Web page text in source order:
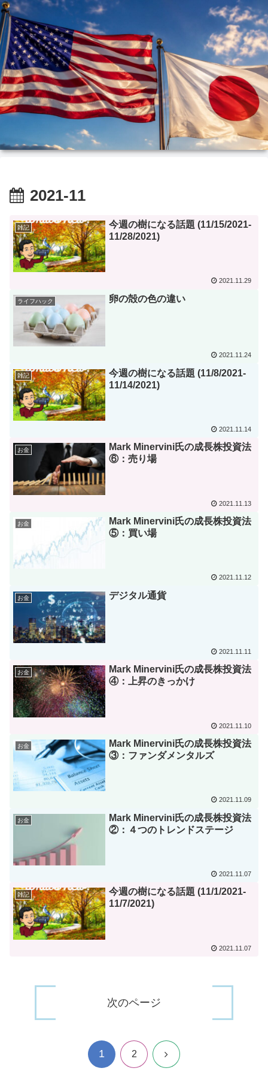
2021-11
雑記
今週の樹になる話題 (11/15/2021-
11/28/2021)
2021.11.29
ライフハック 卵の殻の色の違い
2021.11.24
雑記
今週の樹になる話題 (11/8/2021-
11/14/2021)
2021.11.14
お金
Mark Minervini氏の成長株投資法
⑥：売り場
2021.11.13
お金
Mark Minervini氏の成長株投資法
⑤：買い場
2021.11.12
お金 デジタル通貨
2021.11.11
お金
Mark Minervini氏の成長株投資法
④：上昇のきっかけ
2021.11.10
お金
Mark Minervini氏の成長株投資法
③：ファンダメンタルズ
2021.11.09
お金
Mark Minervini氏の成長株投資法
②：４つのトレンドステージ
2021.11.07
雑記
今週の樹になる話題 (11/1/2021-
11/7/2021)
2021.11.07
次のページ
1 2 次